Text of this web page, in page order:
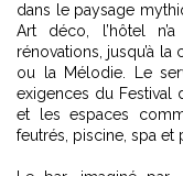
dans le paysage
Art déco, l’hôtel
rénovations, jusqu’à
ou la Mélodie. Le
exigences du Festival
et les espaces
feutrés, piscine, spa et